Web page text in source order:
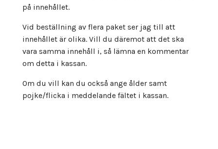
på innehållet.
Vid beställning av flera paket ser jag till att
innehållet är olika. Vill du däremot att det ska
vara samma innehåll i, så lämna en kommentar
om detta i kassan.
Om du vill kan du också ange ålder samt
pojke/flicka i meddelande fältet i kassan.